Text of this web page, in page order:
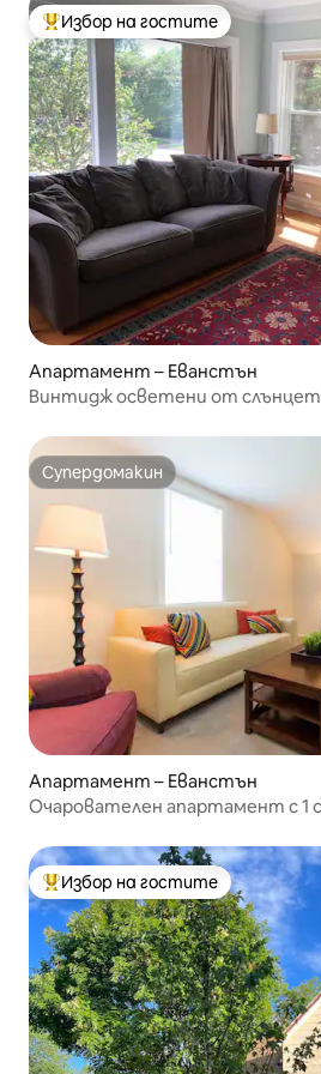
Най-популярен избор на гостите
Избор на гостите
Апартамент – Еванстън
Винтидж осветени от
Супердомакин
Супердомакин
Апартамент – Еванстън
Очарователен апартамент с 1
Най-популярен избор на гостите
Избор на гостите